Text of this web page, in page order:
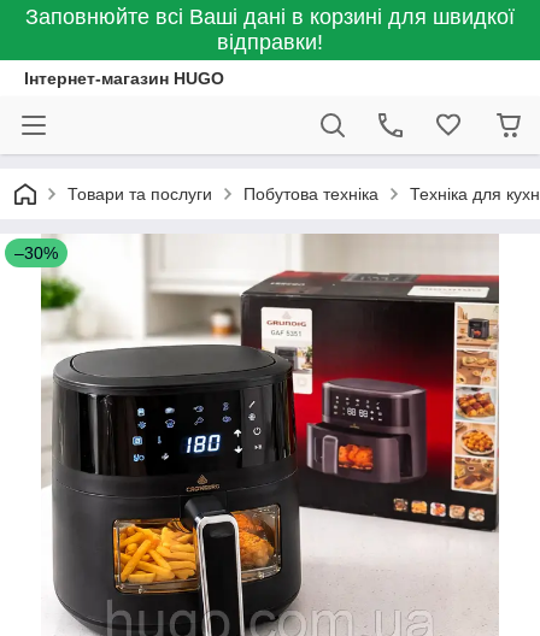
Заповнюйте всі Ваші дані в корзині для швидкої
відправки!
Інтернет-магазин HUGO
Товари та послуги Побутова техніка Техніка для
–30%